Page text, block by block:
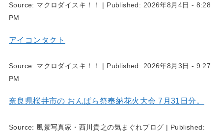
Source: マクロダイスキ！！ | Published: 2026年8月4日 - 8:28
PM
アイコンタクト
Source: マクロダイスキ！！ | Published: 2026年8月3日 - 9:27
PM
奈良県桜井市の おんぱら祭奉納花火大会 7月31日分。
Source: 風景写真家・西川貴之の気まぐれブログ | Published: